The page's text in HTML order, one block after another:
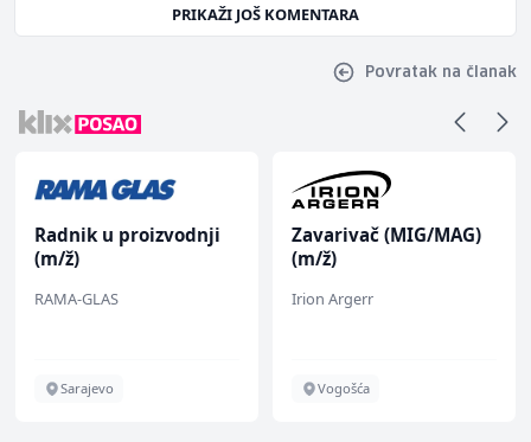
PRIKAŽI JOŠ KOMENTARA
Povratak na članak
Radnik u proizvodnji
(m/ž)
RAMA-GLAS
Sarajevo
Zavarivač (MIG/MAG)
(m/ž)
Irion Argerr
Vogošća